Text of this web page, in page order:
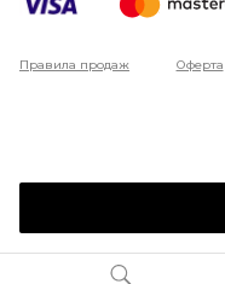
Правила продаж Оферта